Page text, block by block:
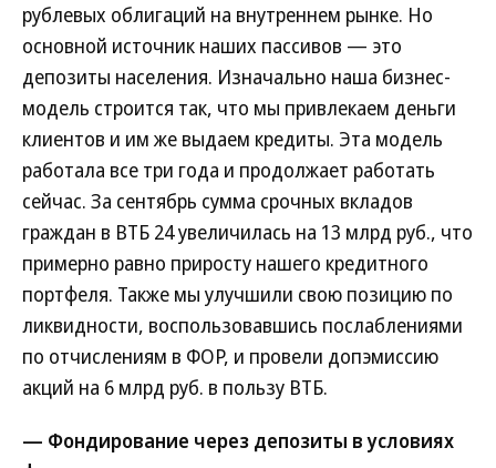
рублевых облигаций на внутреннем рынке. Но
основной источник наших пассивов — это
депозиты населения. Изначально наша бизнес-
модель строится так, что мы привлекаем деньги
клиентов и им же выдаем кредиты. Эта модель
работала все три года и продолжает работать
сейчас. За сентябрь сумма срочных вкладов
граждан в ВТБ 24 увеличилась на 13 млрд руб., что
примерно равно приросту нашего кредитного
портфеля. Также мы улучшили свою позицию по
ликвидности, воспользовавшись послаблениями
по отчислениям в ФОР, и провели допэмиссию
акций на 6 млрд руб. в пользу ВТБ.
— Фондирование через депозиты в условиях